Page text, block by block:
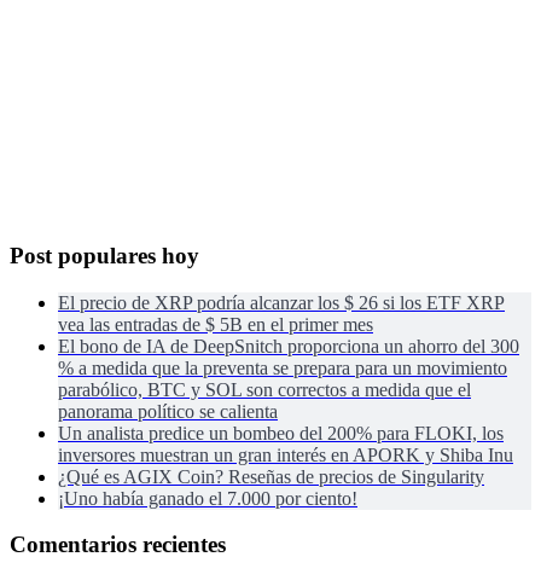
Post populares hoy
El precio de XRP podría alcanzar los $ 26 si los ETF XRP
vea las entradas de $ 5B en el primer mes
El bono de IA de DeepSnitch proporciona un ahorro del 300
% a medida que la preventa se prepara para un movimiento
parabólico, BTC y SOL son correctos a medida que el
panorama político se calienta
Un analista predice un bombeo del 200% para FLOKI, los
inversores muestran un gran interés en APORK y Shiba Inu
¿Qué es AGIX Coin? Reseñas de precios de Singularity
¡Uno había ganado el 7.000 por ciento!
Comentarios recientes